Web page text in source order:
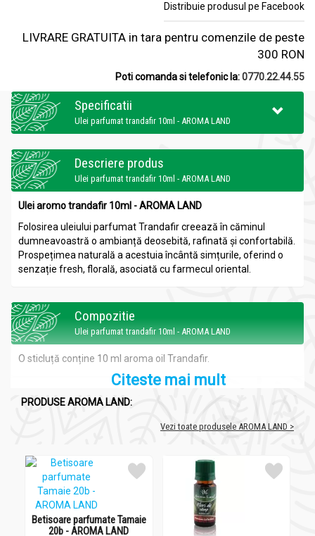
Distribuie produsul pe Facebook
LIVRARE GRATUITA in tara pentru comenzile de peste
300 RON
Poti comanda si telefonic la:0770.22.44.55
Specificatii
Ulei parfumat trandafir 10ml - AROMA LAND
Descriere produs
Ulei parfumat trandafir 10ml - AROMA LAND
Ulei aromo trandafir 10ml - AROMA LAND
Folosirea uleiului parfumat Trandafir creează în căminul
dumneavoastră o ambianță deosebită, rafinată și confortabilă.
Prospețimea naturală a acestuia încântă simțurile, oferind o
senzație fresh, florală, asociată cu farmecul oriental.
Compozitie
Ulei parfumat trandafir 10ml - AROMA LAND
O sticluță conține 10 ml aroma oil Trandafir.
Acțiuni și recomandări:
Ulei parfumat trandafir 10ml - AROMA LAND
rafinată și confortabilă.
Precauții:
Ulei parfumat trandafir 10ml - AROMA LAND
Citeste mai mult
PRODUSE AROMA LAND:
Vezi toate produsele AROMA LAND >
Betisoare parfumate Tamaie
20b - AROMA LAND